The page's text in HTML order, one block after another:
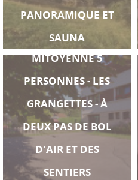
PANORAMIQUE ET
SAUNA
MAISON
MITOYENNE 5
PERSONNES - LES
GRANGETTES - À
DEUX PAS DE BOL
D'AIR ET DES
SENTIERS